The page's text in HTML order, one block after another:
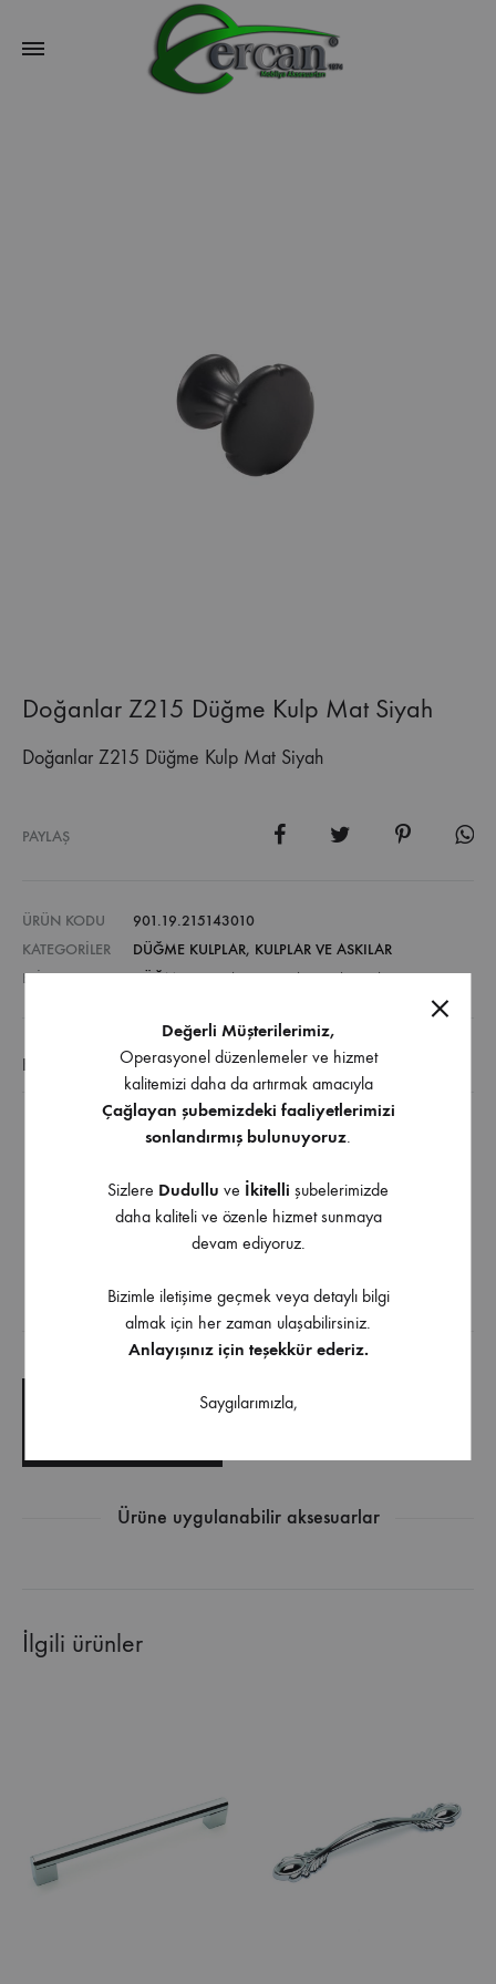
Doğanlar Z215 Düğme Kulp Mat Siyah
Doğanlar Z215 Düğme Kulp Mat Siyah
PAYLAŞ
ÜRÜN KODU
901.19.215143010
KATEGORILER
DÜĞME KULPLAR, KULPLAR VE ASKILAR
ETIKETLER
DÜĞME KULPLAR,KULPLAR VE ASKILAR
EK BILGI
Diğer Ölçü ve Renk Seçenekleri İçin Bizimle İletişime
Antik Gümüş , Albrifin , Olifka , Saten , Mat Siyah ,
İndirilebilir İçerik
Ürüne uygulanabilir aksesuarlar
İlgili ürünler
Değerli Müşterilerimiz,
Operasyonel düzenlemeler ve hizmet
kalitemizi daha da artırmak amacıyla
Çağlayan şubemizdeki faaliyetlerimizi
sonlandırmış bulunuyoruz
Sizlere Dudullu ve İkitelli şubelerimizde
daha kaliteli ve özenle hizmet sunmaya
devam ediyoruz.
Bizimle iletişime geçmek veya detaylı bilgi
almak için her zaman ulaşabilirsiniz.
Anlayışınız için teşekkür ederiz.
Saygılarımızla,